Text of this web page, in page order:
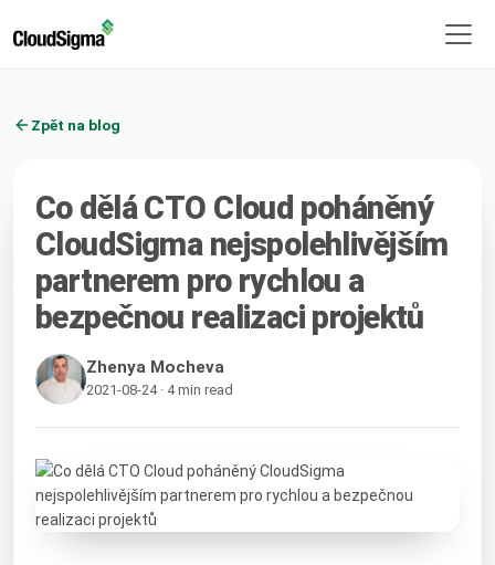
Zpět na blog
Co dělá CTO Cloud poháněný
CloudSigma nejspolehlivějším
partnerem pro rychlou a
bezpečnou realizaci projektů
Zhenya Mocheva
2021-08-24 · 4 min read